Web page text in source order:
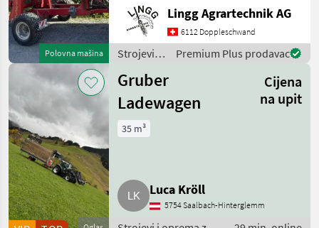
Polovna mašina
Rundballenwickler. Ideal
fürs steile Gelände, da die
Ballen gehalten werden
können. Der Wickle
Lingg Agrartechnik AG
6112 Doppleschwand
Strojevi i
za travu i
baliranje /
Fort
Premium Plus prodavac
Gruber
Ladewagen
Cijena
na upit
35 m³
Luca Kröll
5754 Saalbach-Hinterglemm